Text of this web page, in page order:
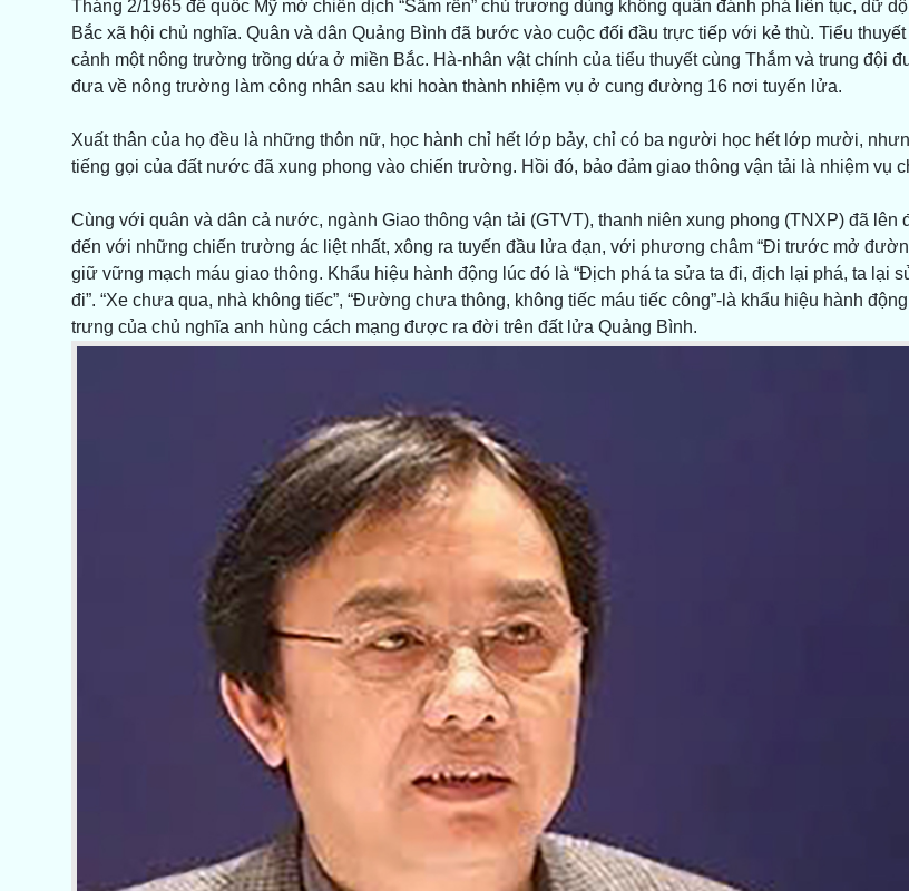
Tháng 2/1965 đế quốc Mỹ mở chiến dịch “Sấm rền” chủ trương dùng không quân đánh phá liên tục, dữ
Bắc xã hội chủ nghĩa. Quân và dân Quảng Bình đã bước vào cuộc đối đầu trực tiếp với kẻ thù. Tiểu
cảnh một nông trường trồng dứa ở miền Bắc. Hà-nhân vật chính của tiểu thuyết cùng Thắm và trung đội
đưa về nông trường làm công nhân sau khi hoàn thành nhiệm vụ ở cung đường 16 nơi tuyến lửa.
Xuất thân của họ đều là những thôn nữ, học hành chỉ hết lớp bảy, chỉ có ba người học hết lớp mười,
tiếng gọi của đất nước đã xung phong vào chiến trường. Hồi đó, bảo đảm giao thông vận tải là nhiệm vụ
Cùng với quân và dân cả nước, ngành Giao thông vận tải (GTVT), thanh niên xung phong (TNXP) đã lên
đến với những chiến trường ác liệt nhất, xông ra tuyến đầu lửa đạn, với phương châm “Đi trước mở
giữ vững mạch máu giao thông. Khẩu hiệu hành động lúc đó là “Địch phá ta sửa ta đi, địch lại phá, ta lại
đi”. “Xe chưa qua, nhà không tiếc”, “Đường chưa thông, không tiếc máu tiếc công”-là khẩu hiệu hành
trưng của chủ nghĩa anh hùng cách mạng được ra đời trên đất lửa Quảng Bình.